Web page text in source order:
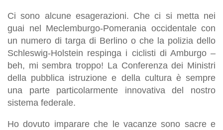
Ci sono alcune esagerazioni. Che ci si metta nei
guai nel Meclemburgo-Pomerania occidentale con
un numero di targa di Berlino o che la polizia dello
Schleswig-Holstein respinga i ciclisti di Amburgo –
beh, mi sembra troppo! La Conferenza dei Ministri
della pubblica istruzione e della cultura è sempre
una parte particolarmente innovativa del nostro
sistema federale.
Ho dovuto imparare che le vacanze sono sacre e